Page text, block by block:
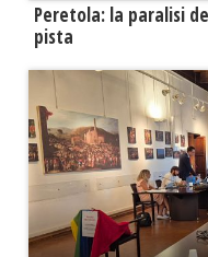
Peretola: la paralisi
pista